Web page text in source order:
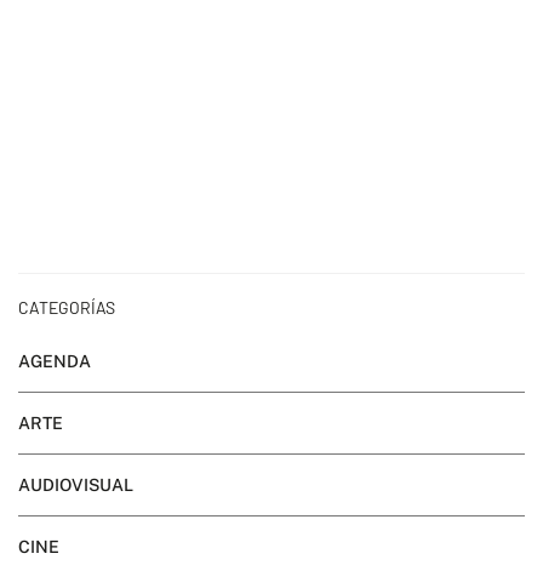
CATEGORÍAS
AGENDA
ARTE
AUDIOVISUAL
CINE